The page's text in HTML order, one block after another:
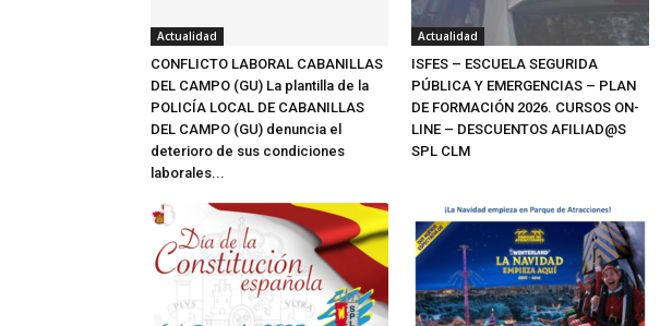
Actualidad
CONFLICTO LABORAL CABANILLAS
DEL CAMPO (GU) La plantilla de la
POLICÍA LOCAL DE CABANILLAS
DEL CAMPO (GU) denuncia el
deterioro de sus condiciones
laborales...
Actualidad
ISFES – ESCUELA SEGURIDA
PÚBLICA Y EMERGENCIAS – PLAN
DE FORMACIÓN 2026. CURSOS ON-
LINE – DESCUENTOS AFILIAD@S
SPL CLM